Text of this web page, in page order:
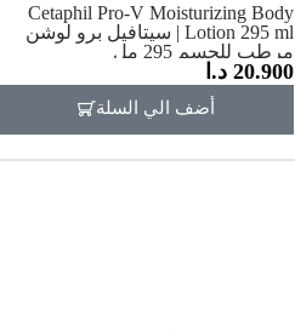
Cetaphil Pro-V Moisturizing Body
Lotion 295 ml | سيتافيل برو لوشن
مرطب للجسم 295 مل
20.900 د.ا
أضف الي السلة